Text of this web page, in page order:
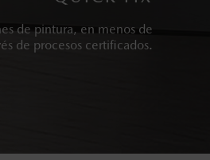
de pintura, en menos de
de procesos certificados.